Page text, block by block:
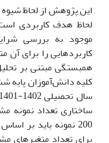
این پژوهش از لحاظ
لحاظ هدف کاربردی
موجود به بررسی
کاربردهایی را برای
همبستگی مبتنی بر
کلیه دانش‌آموزان
ساختاری تعداد نمونه